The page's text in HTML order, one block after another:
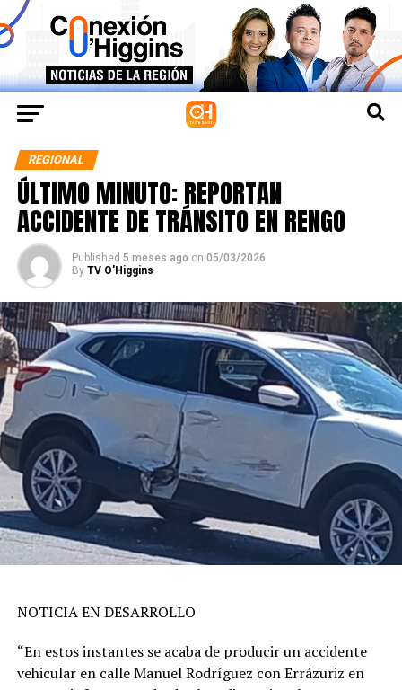
REGIONAL
ÚLTIMO MINUTO: REPORTAN
ACCIDENTE DE TRÁNSITO EN RENGO
Published 5 meses ago on 05/03/2026
By TV O'Higgins
NOTICIA EN DESARROLLO
“En estos instantes se acaba de producir un accidente
vehicular en calle Manuel Rodríguez con Errázuriz en